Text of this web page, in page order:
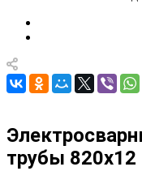
трубы